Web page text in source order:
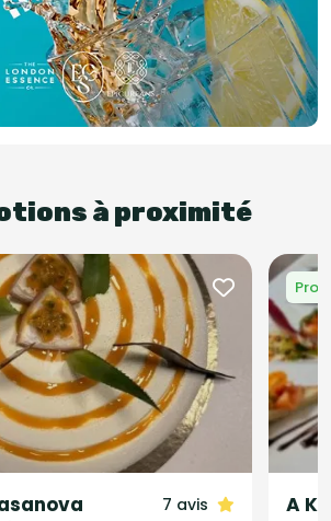
à proximité
7 avis A